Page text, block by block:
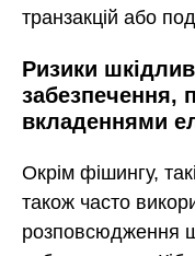
транзакцій або
Ризики
забезпечення,
вкладеннями
Окрім фішингу,
також часто
розповсюдження